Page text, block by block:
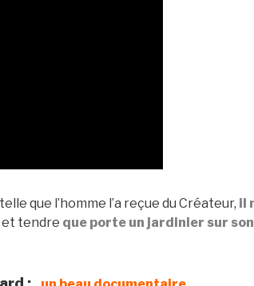
telle que l’homme l’a reçue du Créateur, il
et tendre que porte un jardinier sur